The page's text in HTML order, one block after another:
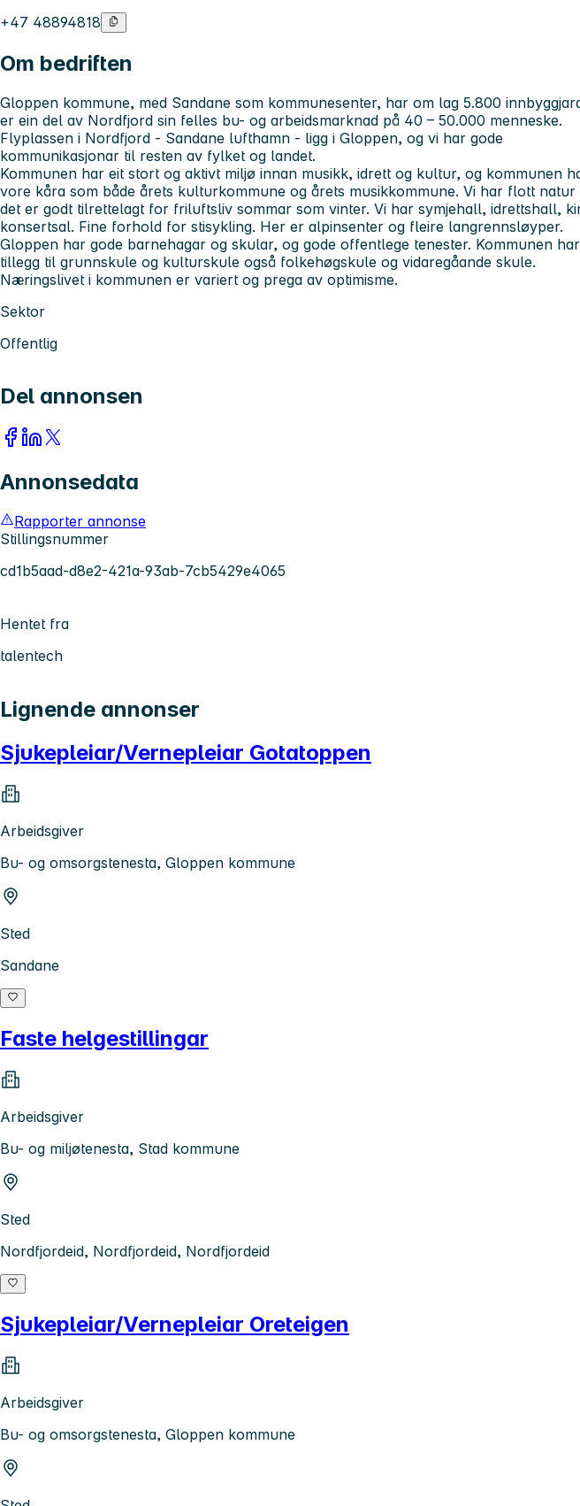
+47 48894818
Om bedriften
Gloppen kommune, med Sandane som kommunesenter, har om lag 5.800
er ein del av Nordfjord sin felles bu- og arbeidsmarknad på 40 – 50.000 menneske.
Flyplassen i Nordfjord - Sandane lufthamn - ligg i Gloppen, og vi har gode
kommunikasjonar til resten av fylket og landet.
Kommunen har eit stort og aktivt miljø innan musikk, idrett og kultur, og kommunen
vore kåra som både årets kulturkommune og årets musikkommune. Vi har flott natur
det er godt tilrettelagt for friluftsliv sommar som vinter. Vi har symjehall, idrettshall,
konsertsal. Fine forhold for stisykling. Her er alpinsenter og fleire langrennsløyper.
Gloppen har gode barnehagar og skular, og gode offentlege tenester. Kommunen
tillegg til grunnskule og kulturskule også folkehøgskule og vidaregåande skule.
Næringslivet i kommunen er variert og prega av optimisme.
Sektor
Offentlig
Del annonsen
Annonsedata
Rapporter annonse
Stillingsnummer
cd1b5aad-d8e2-421a-93ab-7cb5429e4065
Hentet fra
talentech
Lignende annonser
Sjukepleiar/Vernepleiar Gotatoppen
Arbeidsgiver
Bu- og omsorgstenesta, Gloppen kommune
Sted
Sandane
Faste helgestillingar
Arbeidsgiver
Bu- og miljøtenesta, Stad kommune
Sted
Nordfjordeid, Nordfjordeid, Nordfjordeid
Sjukepleiar/Vernepleiar Oreteigen
Arbeidsgiver
Bu- og omsorgstenesta, Gloppen kommune